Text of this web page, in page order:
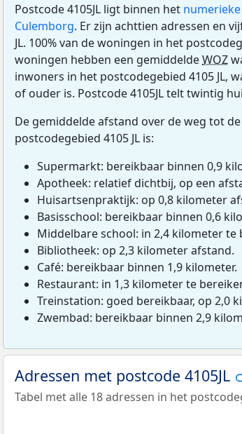
Postcode 4105JL ligt binnen het
Culemborg. Er zijn achttien adressen en
JL. 100% van de woningen in het
woningen hebben een gemiddeldeWOZ
inwoners in het postcodegebied 4105 JL,
of ouder is. Postcode 4105JL telt twintig
De gemiddelde afstand over de weg tot
postcodegebied 4105 JL is:
Supermarkt: bereikbaar binnen 0,9
Apotheek: relatief dichtbij, op een
Huisartsenpraktijk: op 0,8 kilometer
Basisschool: bereikbaar binnen 0,6
Middelbare school: in 2,4 kilometer te
Bibliotheek: op 2,3 kilometer afstand.
Café: bereikbaar binnen 1,9 kilometer.
Restaurant: in 1,3 kilometer te
Treinstation: goed bereikbaar, op 2,0
Zwembad: bereikbaar binnen 2,9
Adressen met postcode 4105JL
Tabel met alle 18 adressen in het